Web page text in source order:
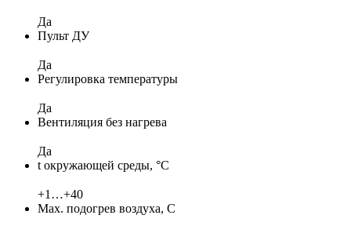
Да
Пульт ДУ
Да
Регулировка температуры
Да
Вентиляция без нагрева
Да
t окружающей среды, °C
+1…+40
Max. подогрев воздуха, C